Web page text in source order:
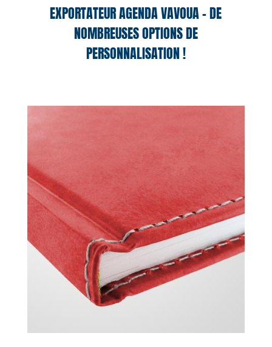
EXPORTATEUR AGENDA VAVOUA – DE
NOMBREUSES OPTIONS DE
PERSONNALISATION !